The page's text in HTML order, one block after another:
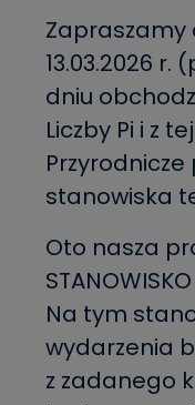
Zapraszamy
13.03.2026 r.
dniu
Liczby Pi i z
stanowiska
Oto nasza
Na tym
wydarzenia
z zadanego